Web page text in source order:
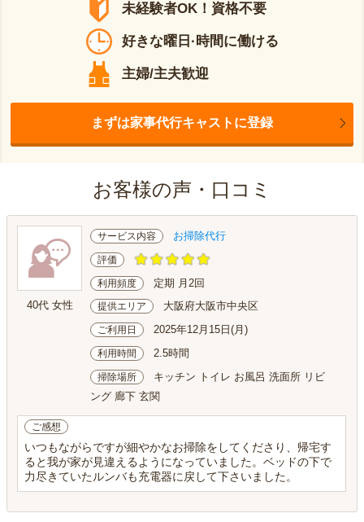
未経験者OK！資格不要
好きな曜日·時間に働ける
主婦/主夫歓迎
まずは家事代行キャストに登録
お客様の声・口コミ
40代 女性
サービス内容 お掃除代行
評価
利用頻度 定期 月2回
提供エリア 大阪府大阪市中央区
ご利用日 2025年12月15日(月)
利用時間 2.5時間
掃除場所
キッチン トイレ お風呂 洗面所 リビ
ング 廊下 玄関
ご感想
いつもながらですが細やかなお掃除をしてくださり、帰宅す
ると我が家が見違えるようになっていました。ベッドの下で
力尽きていたルンバも充電器に戻して下さいました。